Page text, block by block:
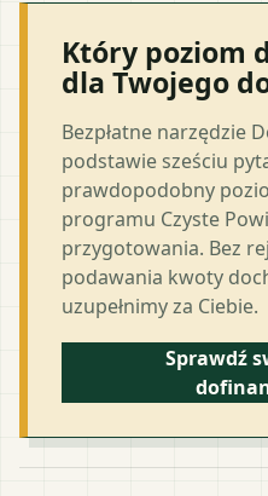
Który poziom
dla Twojego
Bezpłatne narzędzie
podstawie sześciu
prawdopodobny
programu Czyste
przygotowania. Bez
podawania kwoty
uzupełnimy za Ciebie.
Sprawdź